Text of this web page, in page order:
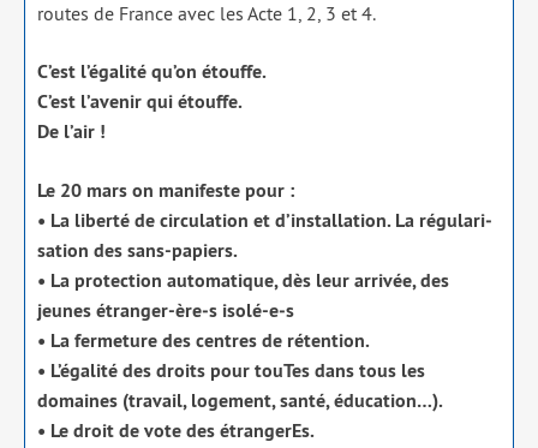
routes de France avec les Acte 1, 2, 3 et 4.
C’est l’égalité qu’on étouffe.
C’est l’avenir qui étouffe.
De l’air !
Le 20 mars on mani­feste pour :
• La liber­té de cir­cu­la­tion et d’installation. La régu­la­ri­
sa­tion des sans-papiers.
• La pro­tec­tion auto­ma­tique, dès leur arri­vée, des
jeunes étran­ger-ère‑s iso­lé-e‑s
• La fer­me­ture des centres de réten­tion.
• L’égalité des droits pour touTes dans tous les
domaines (tra­vail, loge­ment, san­té, édu­ca­tion…).
• Le droit de vote des étrangerEs.